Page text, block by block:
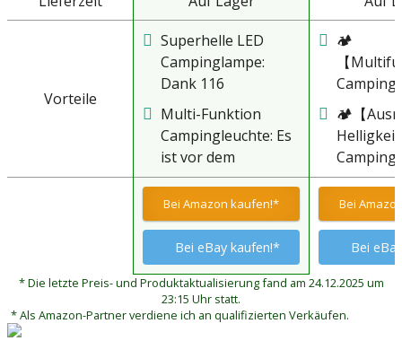
Vorteile
Superhelle LED
Campinglampe:
Dank 116
hochwertiger LED-
Lampenperlen ist
Blukar
energiesparend und
umweltfreundlich,
hat einen geringen
Verbrauch und eine
lange Lebensdauer.
Es strahlt
gleichmäßiges und
Multi-Funktion
Campingleuchte: Es
ist vor dem
Aufklappen des
Seitenlicht als
tragbares
Campinglicht und
nach dem
Aufklappen des
Seitenlich als Mini-
🏕
【
Use-
Licht
Klappen
und mit
kleine
🏕【
stabiler
Der
von 360
Bei Amazon kaufen!*
Bei eBay kaufen!*
Bei
Bei
* Die letzte Preis- und Produktaktualisierung fand am 24.12.2025 um
23:15 Uhr statt.
* Als Amazon-Partner verdiene ich an qualifizierten Verkäufen.